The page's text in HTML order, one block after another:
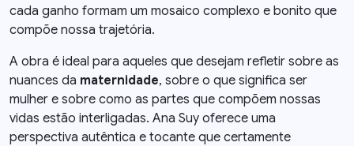
cada ganho formam um mosaico complexo e bonito que
compõe nossa trajetória.
A obra é ideal para aqueles que desejam refletir sobre as
nuances da maternidade, sobre o que significa ser
mulher e sobre como as partes que compõem nossas
vidas estão interligadas. Ana Suy oferece uma
perspectiva autêntica e tocante que certamente